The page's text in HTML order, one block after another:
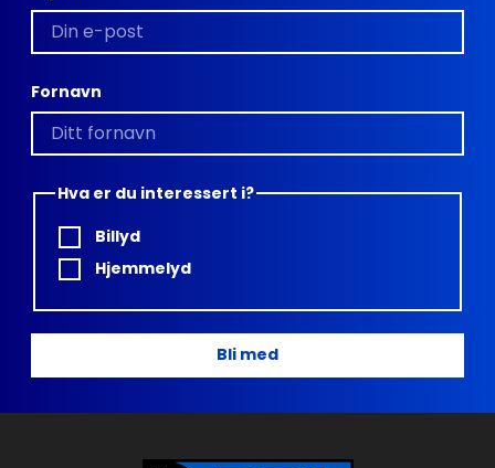
Fornavn
Hva er du interessert i?
Billyd
Hjemmelyd
Bli med